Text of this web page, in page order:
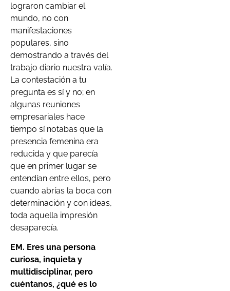
lograron cambiar el
mundo, no con
manifestaciones
populares, sino
demostrando a través del
trabajo diario nuestra valía.
La contestación a tu
pregunta es sí y no; en
algunas reuniones
empresariales hace
tiempo sí notabas que la
presencia femenina era
reducida y que parecía
que en primer lugar se
entendían entre ellos, pero
cuando abrías la boca con
determinación y con ideas,
toda aquella impresión
desaparecía.
EM. Eres una persona
curiosa, inquieta y
multidisciplinar, pero
cuéntanos, ¿qué es lo